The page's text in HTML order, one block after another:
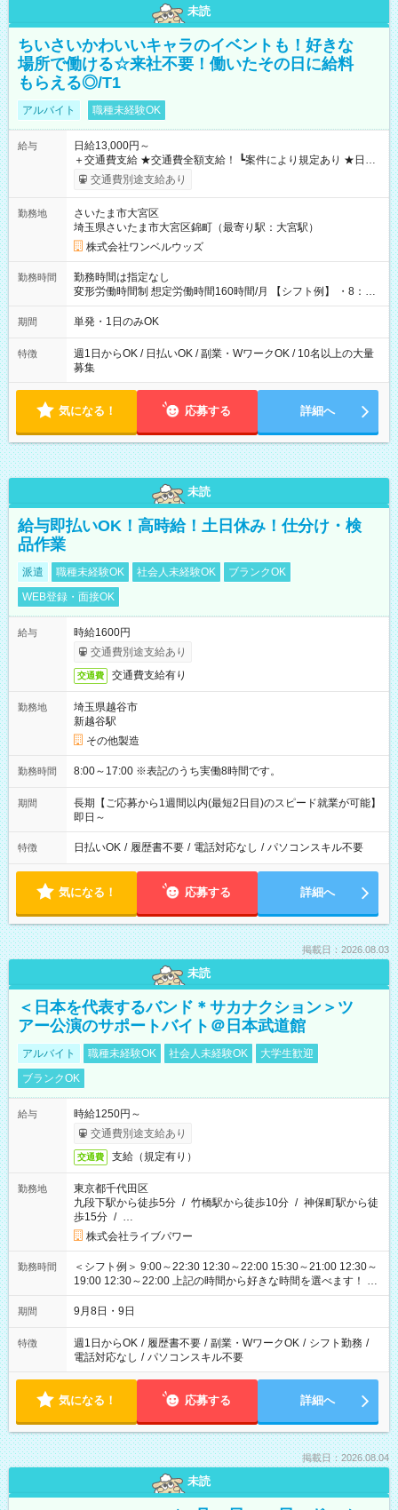
未読
ちいさいかわいいキャラのイベントも！好きな
場所で働ける☆来社不要！働いたその日に給料
もらえる◎/T1
アルバイト 職種未経験OK
給与
日給13,000円～
＋交通費支給 ★交通費全額支給！ ┗案件により規定あり ★日払
いOK！（規定あり） ┗働いたその日に現金GET♪ お仕事後はコ
ンビニATMから 日払い分を引き落とせます！ 【試用期間】試
交通費別途支給あり
勤務地
さいたま市大宮区
埼玉県さいたま市大宮区錦町（最寄り駅：大宮駅）
株式会社ワンベルウッズ
勤務時間
勤務時間は指定なし
変形労働時間制 想定労働時間160時間/月 【シフト例】 ・8：00
～21：00
期間 単発・1日のみOK
特徴
週1日からOK / 日払いOK / 副業・WワークOK / 10名以上の大量
募集
気になる！ 応募する 詳細へ
未読
給与即払いOK！高時給！土日休み！仕分け・検
品作業
派遣 職種未経験OK 社会人未経験OK
ブランクOK
WEB登録・面接OK
給与
時給1600円
交通費別途支給あり
交通費 交通費支給有り
勤務地
埼玉県越谷市
新越谷駅
その他製造
勤務時間 8:00～17:00 ※表記のうち実働8時間です。
期間
長期【ご応募から1週間以内(最短2日目)のスピード就業が可能】
即日～
特徴 日払いOK / 履歴書不要 / 電話対応なし / パソコンスキル不要
気になる！ 応募する 詳細へ
掲載日：2026.08.03
未読
＜日本を代表するバンド＊サカナクション＞ツ
アー公演のサポートバイト＠日本武道館
アルバイト 職種未経験OK 社会人未経験OK
大学生歓迎
ブランクOK
給与
時給1250円～
交通費別途支給あり
交通費 支給（規定有り）
勤務地
東京都千代田区
九段下駅から徒歩5分 / 竹橋駅から徒歩10分 / 神保町駅から徒
歩15分 / …
株式会社ライブパワー
勤務時間
＜シフト例＞ 9:00～22:30 12:30～22:00 15:30～21:00 12:30～
19:00 12:30～22:00 上記の時間から好きな時間を選べます！ ※
時間は変更となる可能性があります
期間 9月8日・9日
特徴 週1日からOK / 履歴書不要 / 副業・WワークOK / シフト勤務 /
電話対応なし / パソコンスキル不要
気になる！ 応募する 詳細へ
掲載日：2026.08.04
未読